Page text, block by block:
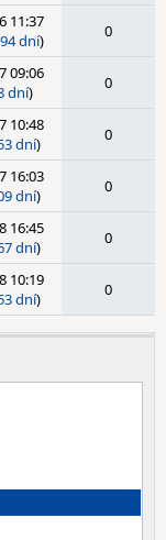
11:37
dní) 0
09:06
dní) 0
10:48
dní) 0
16:03
dní) 0
16:45
dní) 0
10:19
dní) 0